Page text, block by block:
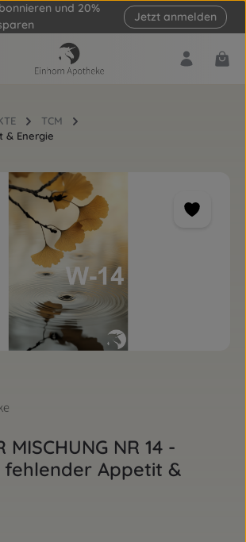
und 20%
Jetzt anmelden
TCM
& Energie
MISCHUNG NR 14 -
fehlender Appetit &